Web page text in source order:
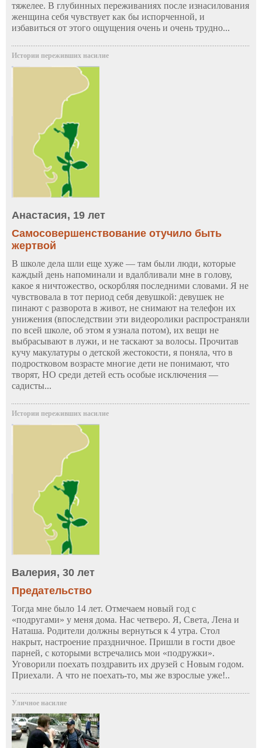
тяжелее. В глубинных переживаниях после изнасилования
женщина себя чувствует как бы испорченной, и
избавиться от этого ощущения очень и очень трудно...
Истории переживших насилие
Анастасия, 19 лет
Самосовершенствование отучило быть
жертвой
В школе дела шли еще хуже — там были люди, которые
каждый день напоминали и вдалбливали мне в голову,
какое я ничтожество, оскорбляя последними словами. Я не
чувствовала в тот период себя девушкой: девушек не
пинают с разворота в живот, не снимают на телефон их
унижения (впоследствии эти видеоролики распространяли
по всей школе, об этом я узнала потом), их вещи не
выбрасывают в лужи, и не таскают за волосы. Прочитав
кучу макулатуры о детской жестокости, я поняла, что в
подростковом возрасте многие дети не понимают, что
творят, НО среди детей есть особые исключения —
садисты...
Истории переживших насилие
Валерия, 30 лет
Предательство
Тогда мне было 14 лет. Отмечаем новый год с
«подругами» у меня дома. Нас четверо. Я, Света, Лена и
Наташа. Родители должны вернуться к 4 утра. Стол
накрыт, настроение праздничное. Пришли в гости двое
парней, с которыми встречались мои «подружки».
Уговорили поехать поздравить их друзей с Новым годом.
Приехали. А что не поехать-то, мы же взрослые уже!..
Уличное насилие